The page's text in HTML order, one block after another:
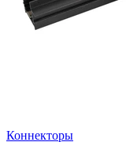
Коннекторы